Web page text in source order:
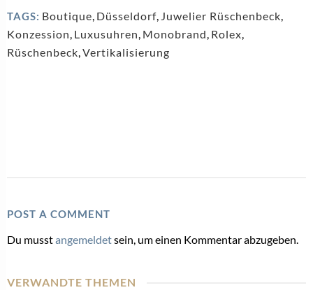
TAGS: Boutique, Düsseldorf, Juwelier Rüschenbeck,
Konzession, Luxusuhren, Monobrand, Rolex,
Rüschenbeck,Vertikalisierung
POST A COMMENT
Du musstangemeldetsein, um einen Kommentar abzugeben.
VERWANDTE THEMEN